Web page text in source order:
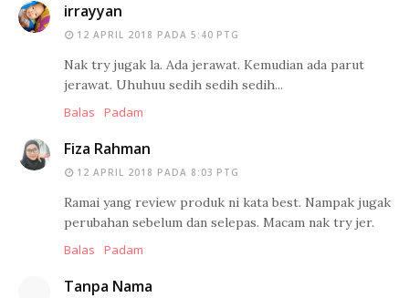
irrayyan
12 APRIL 2018 PADA 5:40 PTG
Nak try jugak la. Ada jerawat. Kemudian ada parut
jerawat. Uhuhuu sedih sedih sedih...
Balas
Padam
Fiza Rahman
12 APRIL 2018 PADA 8:03 PTG
Ramai yang review produk ni kata best. Nampak jugak
perubahan sebelum dan selepas. Macam nak try jer.
Balas
Padam
Tanpa Nama